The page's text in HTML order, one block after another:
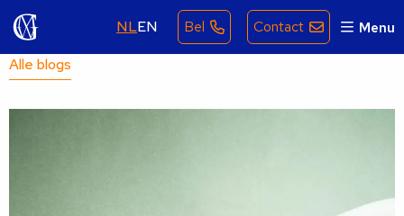
NLEN Bel Contact Menu
Alle blogs